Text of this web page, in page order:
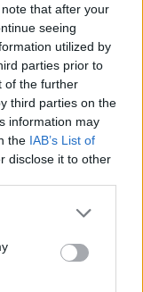
that after your
seeing
utilized by
parties prior to
of the further
third parties on the
information may
the IAB’s List of
disclose it to other
46-letnik
zabodel
Lastnik
na
letalo s
poškodovala
V hiši našli